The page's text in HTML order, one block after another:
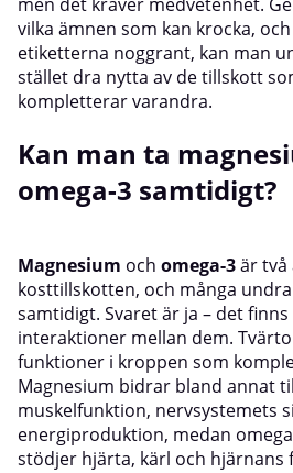
vilka ämnen som kan krocka,
etiketterna noggrant, kan man
stället dra nytta av de tillskott
kompletterar varandra.
Kan man ta
omega-3 samtidigt?
Magnesium och omega-3är två
kosttillskotten, och många
samtidigt. Svaret är ja – det
interaktioner mellan dem.
funktioner i kroppen som
Magnesium bidrar bland annat
muskelfunktion, nervsystemets
energiproduktion, medan
stödjer hjärta, kärl och hjärnans